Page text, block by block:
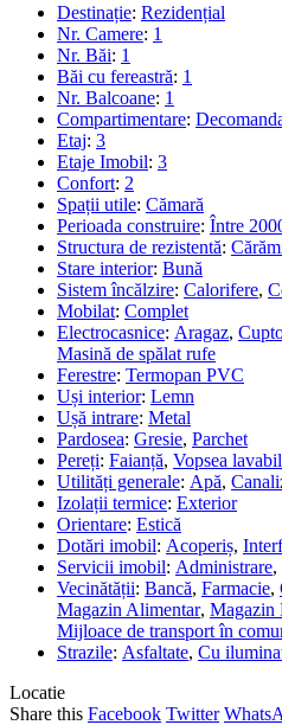
Destinație: Rezidențial
Nr. Camere: 1
Nr. Băi: 1
Băi cu fereastră: 1
Nr. Balcoane: 1
Compartimentare:
Etaj: 3
Etaje Imobil: 3
Confort: 2
Spații utile: Cămară
Perioada construire: Între
Structura de rezistentă:
Stare interior: Bună
Sistem încălzire: Calorifere,
Mobilat: Complet
Electrocasnice: Aragaz,
Masină de spălat rufe
Ferestre: Termopan PVC
Uși interior: Lemn
Ușă intrare: Metal
Pardosea: Gresie, Parchet
Pereți: Faianță, Vopsea
Utilități generale: Apă,
Izolații termice: Exterior
Orientare: Estică
Dotări imobil: Acoperiș,
Servicii imobil: Administrare,
Vecinătății: Bancă, Farmacie,
Magazin Alimentar, Magazin
Mijloace de transport în
Strazile: Asfaltate, Cu
Locatie
Share this Facebook Twitter